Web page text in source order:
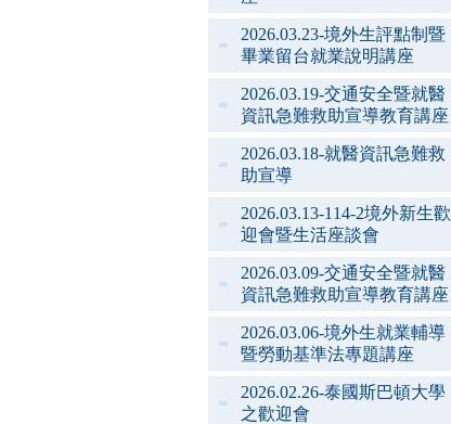
2026.03.23-境外生評點制暨
畢業留台就業說明講座
2026.03.19-交通安全暨就醫
資訊急難救助宣導教育講座
2026.03.18-就醫資訊急難救
助宣導
2026.03.13-114-2境外新生歡
迎會暨生活座談會
2026.03.09-交通安全暨就醫
資訊急難救助宣導教育講座
2026.03.06-境外生就業輔導
暨勞動基準法專題講座
2026.02.26-泰國斯巴頓大學
之歡迎會